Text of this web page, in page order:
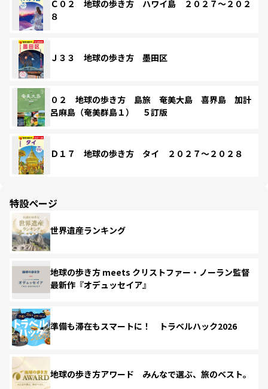
Ｃ０２ 地球の歩き方 ハワイ島 ２０２７～２０２
８
Ｊ３３ 地球の歩き方 墨田区
０２ 地球の歩き方 島旅 奄美大島 喜界島 加計
呂麻島（奄美群島１） ５訂版
Ｄ１７ 地球の歩き方 タイ ２０２７～２０２８
特設ページ
世界遺産ランキング
地球の歩き方 meets クリストファー・ノーラン監督
最新作『オデュッセイア』
準備も滞在もスマートに！ トラベルハック2026
地球の歩き方アワード みんなで選ぶ、旅のベスト。